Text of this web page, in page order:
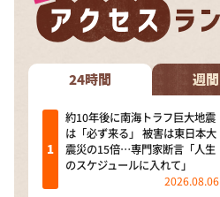
24時間 週間
約10年後に南海トラフ巨大地震
は「必ず来る」 被害は東日本大
震災の15倍…専門家断言「人生
のスケジュールに入れて」
2026.08.06